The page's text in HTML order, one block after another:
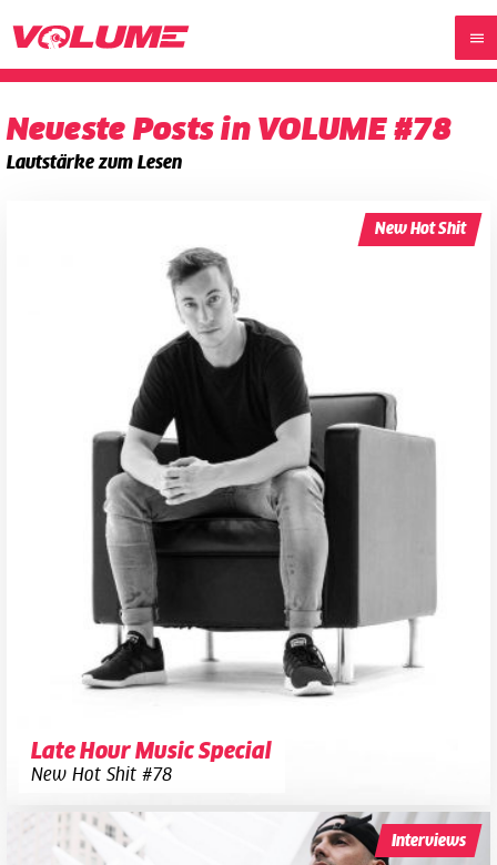
Neueste Posts in VOLUME #78
Lautstärke zum Lesen
Late Hour Music Special
New Hot Shit #78
New Hot Shit
Interviews